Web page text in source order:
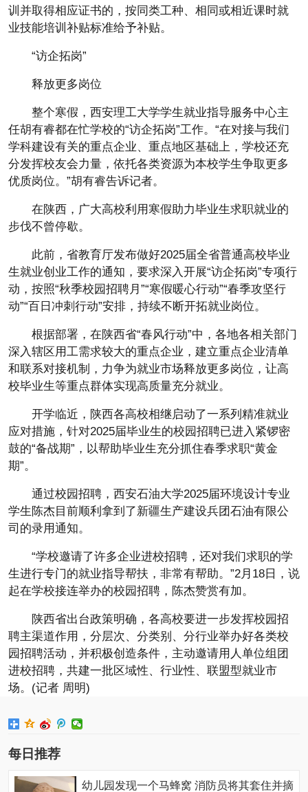
训并取得相应证书的，按同类工种、相同或相近课时就
业技能培训补贴标准给予补贴。
“访企拓岗”
释放更多岗位
整个寒假，西安理工大学学生就业指导服务中心主
任胡有睿都在忙学校的“访企拓岗”工作。“在对接与我们
学科建设有关的重点企业、重点地区基础上，学校还充
分发挥校友会力量，依托各类资源为本校学生争取更多
优质岗位。”胡有睿告诉记者。
在陕西，广大高校利用寒假助力毕业生求职就业的
步伐不曾停歇。
此前，省教育厅发布做好2025届全省普通高校毕业
生就业创业工作的通知，要求深入开展“访企拓岗”专项行
动，按照“秋季校园招聘月”“寒假暖心行动”“春季攻坚行
动”“百日冲刺行动”安排，持续不断开拓就业岗位。
根据部署，在陕西省“春风行动”中，各地各相关部门
深入辖区用工需求较大的重点企业，建立重点企业清单
和联系对接机制，力争为就业市场释放更多岗位，让高
校毕业生等重点群体实现高质量充分就业。
开学临近，陕西各高校相继启动了一系列精准就业
应对措施，针对2025届毕业生的校园招聘已进入紧锣密
鼓的“备战期”，以帮助毕业生充分抓住春季求职“黄金
期”。
通过校园招聘，西安石油大学2025届环境设计专业
学生陈杰目前顺利拿到了新疆生产建设兵团石油有限公
司的录用通知。
“学校邀请了许多企业进校招聘，还对我们求职的学
生进行专门的就业指导帮扶，非常有帮助。”2月18日，说
起在学校接连举办的校园招聘，陈杰赞赏有加。
陕西省出台政策明确，各高校要进一步发挥校园招
聘主渠道作用，分层次、分类别、分行业举办好各类校
园招聘活动，并积极创造条件，主动邀请用人单位组团
进校招聘，共建一批区域性、行业性、联盟型就业市
场。(记者 周明)
每日推荐
幼儿园发现一个马蜂窝 消防员将其套住并摘